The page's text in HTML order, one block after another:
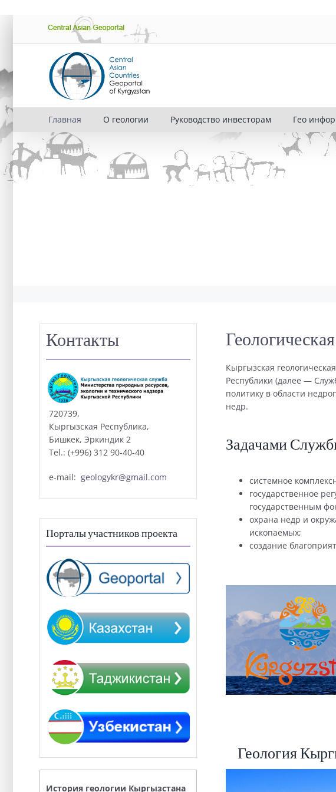
content
Central
Главная О геологии Руководство инвесторам Гео
Контакты
720739,
Кыргызская Республика,
Бишкек, Эркиндик 2
Tel.: (+996) 312 90-40-40
e-mail: geologykr@gmail.com
Кыргызская
Республики (далее —
политику в области
недр.
Задачами
системное
государственное
государственным
охрана недр и
ископаемых;
создание
Порталы участников проекта
История геологии Кыргызстана
Геология